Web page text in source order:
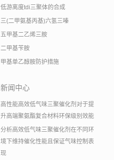
低游离度tdi三聚体的合成
三(二甲氨基丙基)六氢三嗪
五甲基二乙烯三胺
二甲基苄胺
甲基单乙醇胺防护措施
新闻中心
高性能高效低气味三聚催化剂对于提
升高端聚氨酯复合材料环保级别效能
分析高效低气味三聚催化剂在不同环
境下维持催化性能且保证气味控制表
现